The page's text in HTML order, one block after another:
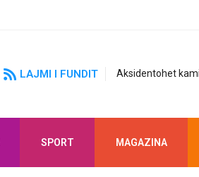
LAJMI I FUNDIT Aksidentohet
SPORT MAGAZINA